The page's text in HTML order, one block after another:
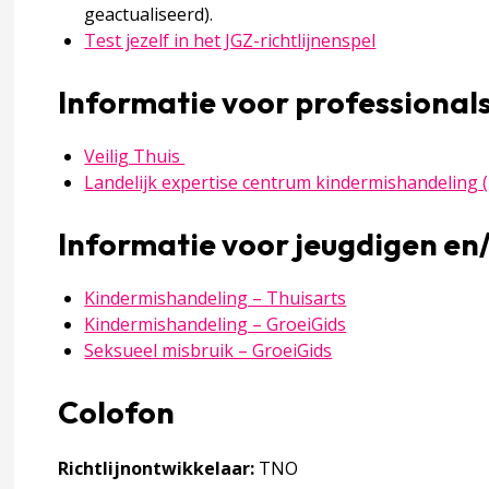
mishandeling
over 2 Signaleren
geactualiseerd).
Test jezelf in het JGZ-richtlijnenspel
Informatie voor
Veilig Thuis
Landelijk expertise centrum kindermishandeling
Informatie voor jeugdigen
Kindermishandeling – Thuisarts
Kindermishandeling – GroeiGids
Seksueel misbruik – GroeiGids
Colofon
Richtlijnontwikkelaar: TNO